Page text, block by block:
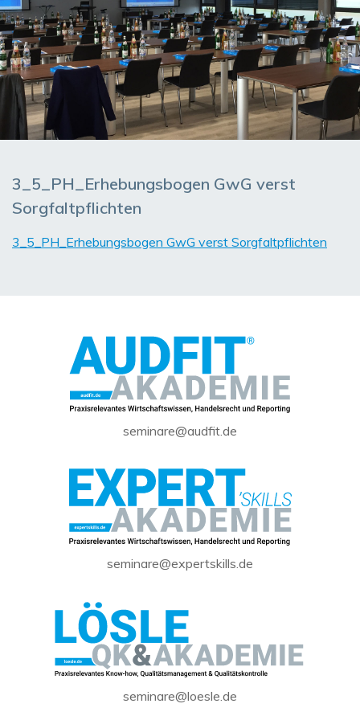
3_5_PH_Erhebungsbogen GwG verst
Sorgfaltpflichten
3_5_PH_Erhebungsbogen GwG verst Sorgfaltpflichten
seminare@audfit.de
seminare@expertskills.de
seminare@loesle.de